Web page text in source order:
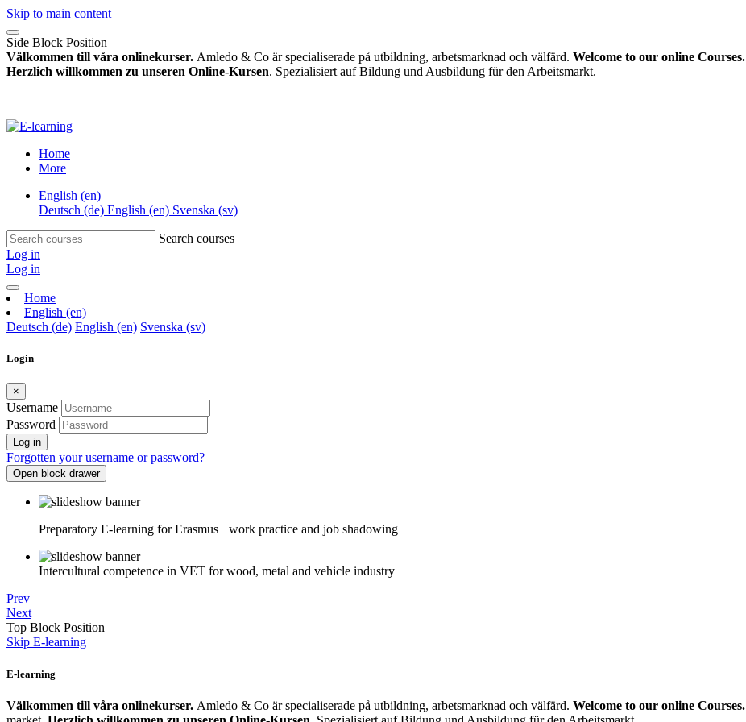
Skip to main content
Side Block Position
Välkommen till våra onlinekurser. Amledo & Co är specialiserade på utbildning, arbetsmarknad och välfärd. Welcome to our online Courses.
Herzlich willkommen zu unseren Online-Kursen. Spezialisiert auf Bildung und Ausbildung für den Arbeitsmarkt.
Home
More
English ‎(en)‎
Deutsch ‎(de)‎ English ‎(en)‎ Svenska ‎(sv)‎
Search courses
Log in
Log in
Home
English ‎(en)‎
Deutsch ‎(de)‎ English ‎(en)‎ Svenska ‎(sv)‎
Login
×
Username
Password
Log in
Forgotten your username or password?
Open block drawer
Preparatory E-learning for Erasmus+ work practice and job shadowing
Intercultural competence in VET for wood, metal and vehicle industry
Prev
Next
Top Block Position
Skip E-learning
E-learning
Välkommen till våra onlinekurser. Amledo & Co är specialiserade på utbildning, arbetsmarknad och välfärd. Welcome to our online Courses.